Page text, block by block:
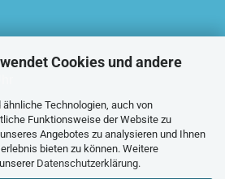
Cookies und andere
Technologien, auch von
Funktionsweise der Website zu
Angebotes zu analysieren und Ihnen
bieten zu können. Weitere
Datenschutzerklärung.